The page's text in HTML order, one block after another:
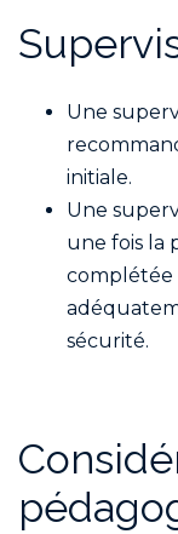
Une
initiale.
Une
une fois la
complétée
sécurité.